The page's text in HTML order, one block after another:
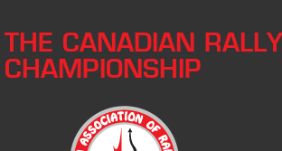
THE CANADIAN RALLY
CHAMPIONSHIP